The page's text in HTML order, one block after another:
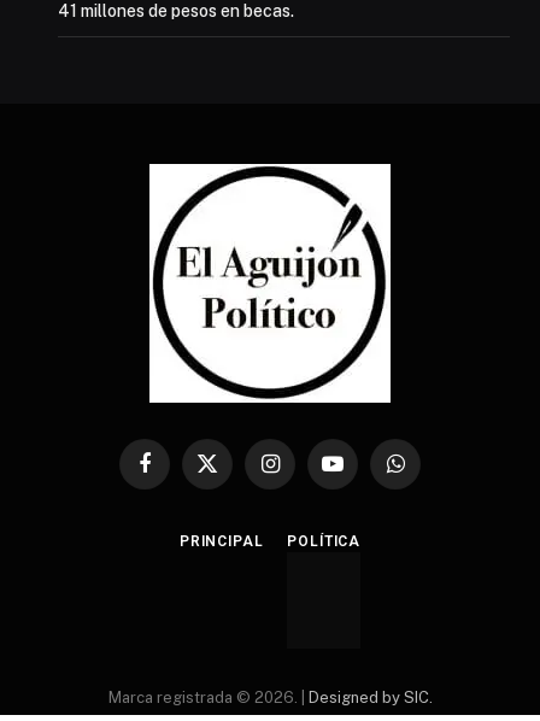
41 millones de pesos en becas.
Facebook
X
InstagramYouTubeWhatsApp
PRINCIPAL POLÍTICA
Marca registrada © 2026. | Designed by SIC.